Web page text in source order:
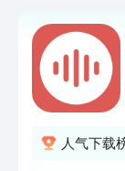
人气下载